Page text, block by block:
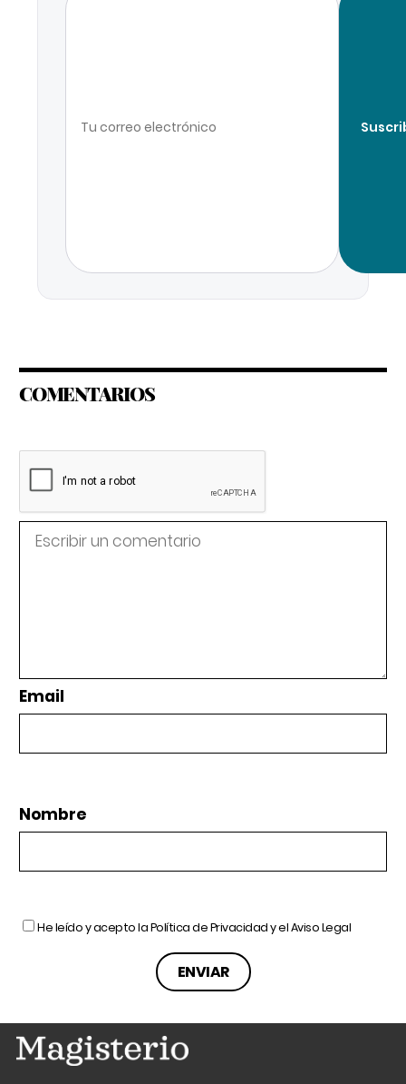
COMENTARIOS
Email
Nombre
He leído y acepto laPolítica de Privacidady elAviso Legal